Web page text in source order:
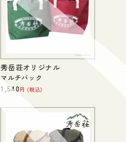
秀岳荘オリジナル
マルチバック
1,540 税込